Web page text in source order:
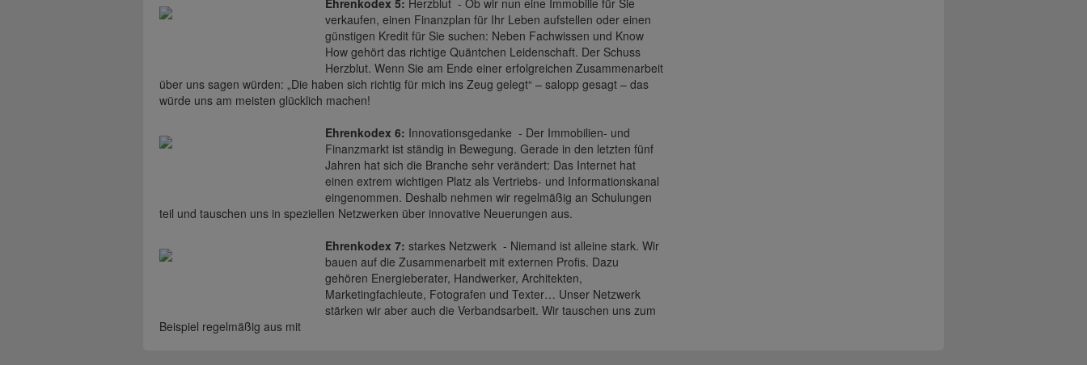
Ehrenkodex 5: Herzblut - Ob wir nun eine Immobilie für Sie
verkaufen, einen Finanzplan für Ihr Leben aufstellen oder einen
günstigen Kredit für Sie suchen: Neben Fachwissen und Know
How gehört das richtige Quäntchen Leidenschaft. Der Schuss
Herzblut. Wenn Sie am Ende einer erfolgreichen Zusammenarbeit
über uns sagen würden: „Die haben sich richtig für mich ins Zeug gelegt“ – salopp gesagt – das
würde uns am meisten glücklich machen!
Ehrenkodex 6: Innovationsgedanke - Der Immobilien- und
Finanzmarkt ist ständig in Bewegung. Gerade in den letzten fünf
Jahren hat sich die Branche sehr verändert: Das Internet hat
einen extrem wichtigen Platz als Vertriebs- und Informationskanal
eingenommen. Deshalb nehmen wir regelmäßig an Schulungen
teil und tauschen uns in speziellen Netzwerken über innovative Neuerungen aus.
Ehrenkodex 7: starkes Netzwerk - Niemand ist alleine stark. Wir
bauen auf die Zusammenarbeit mit externen Profis. Dazu
gehören Energieberater, Handwerker, Architekten,
Marketingfachleute, Fotografen und Texter… Unser Netzwerk
stärken wir aber auch die Verbandsarbeit. Wir tauschen uns zum
Beispiel regelmäßig aus mit